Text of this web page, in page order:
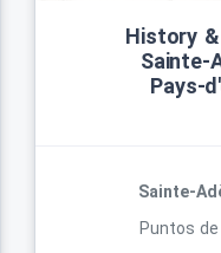
History
Sainte-
Puntos